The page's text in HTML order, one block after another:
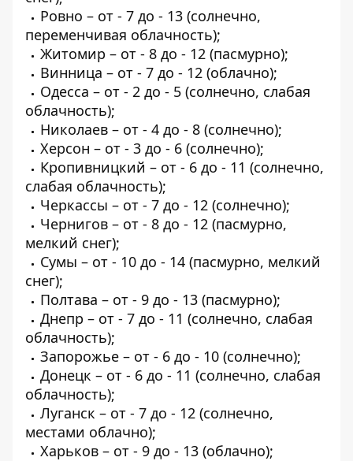
Ровно – от - 7 до - 13 (солнечно,
переменчивая облачность);
Житомир – от - 8 до - 12 (пасмурно);
Винница – от - 7 до - 12 (облачно);
Одесса – от - 2 до - 5 (солнечно, слабая
облачность);
Николаев – от - 4 до - 8 (солнечно);
Херсон – от - 3 до - 6 (солнечно);
Кропивницкий – от - 6 до - 11 (солнечно,
слабая облачность);
Черкассы – от - 7 до - 12 (солнечно);
Чернигов – от - 8 до - 12 (пасмурно,
мелкий снег);
Сумы – от - 10 до - 14 (пасмурно, мелкий
снег);
Полтава – от - 9 до - 13 (пасмурно);
Днепр – от - 7 до - 11 (солнечно, слабая
облачность);
Запорожье – от - 6 до - 10 (солнечно);
Донецк – от - 6 до - 11 (солнечно, слабая
облачность);
Луганск – от - 7 до - 12 (солнечно,
местами облачно);
Харьков – от - 9 до - 13 (облачно);